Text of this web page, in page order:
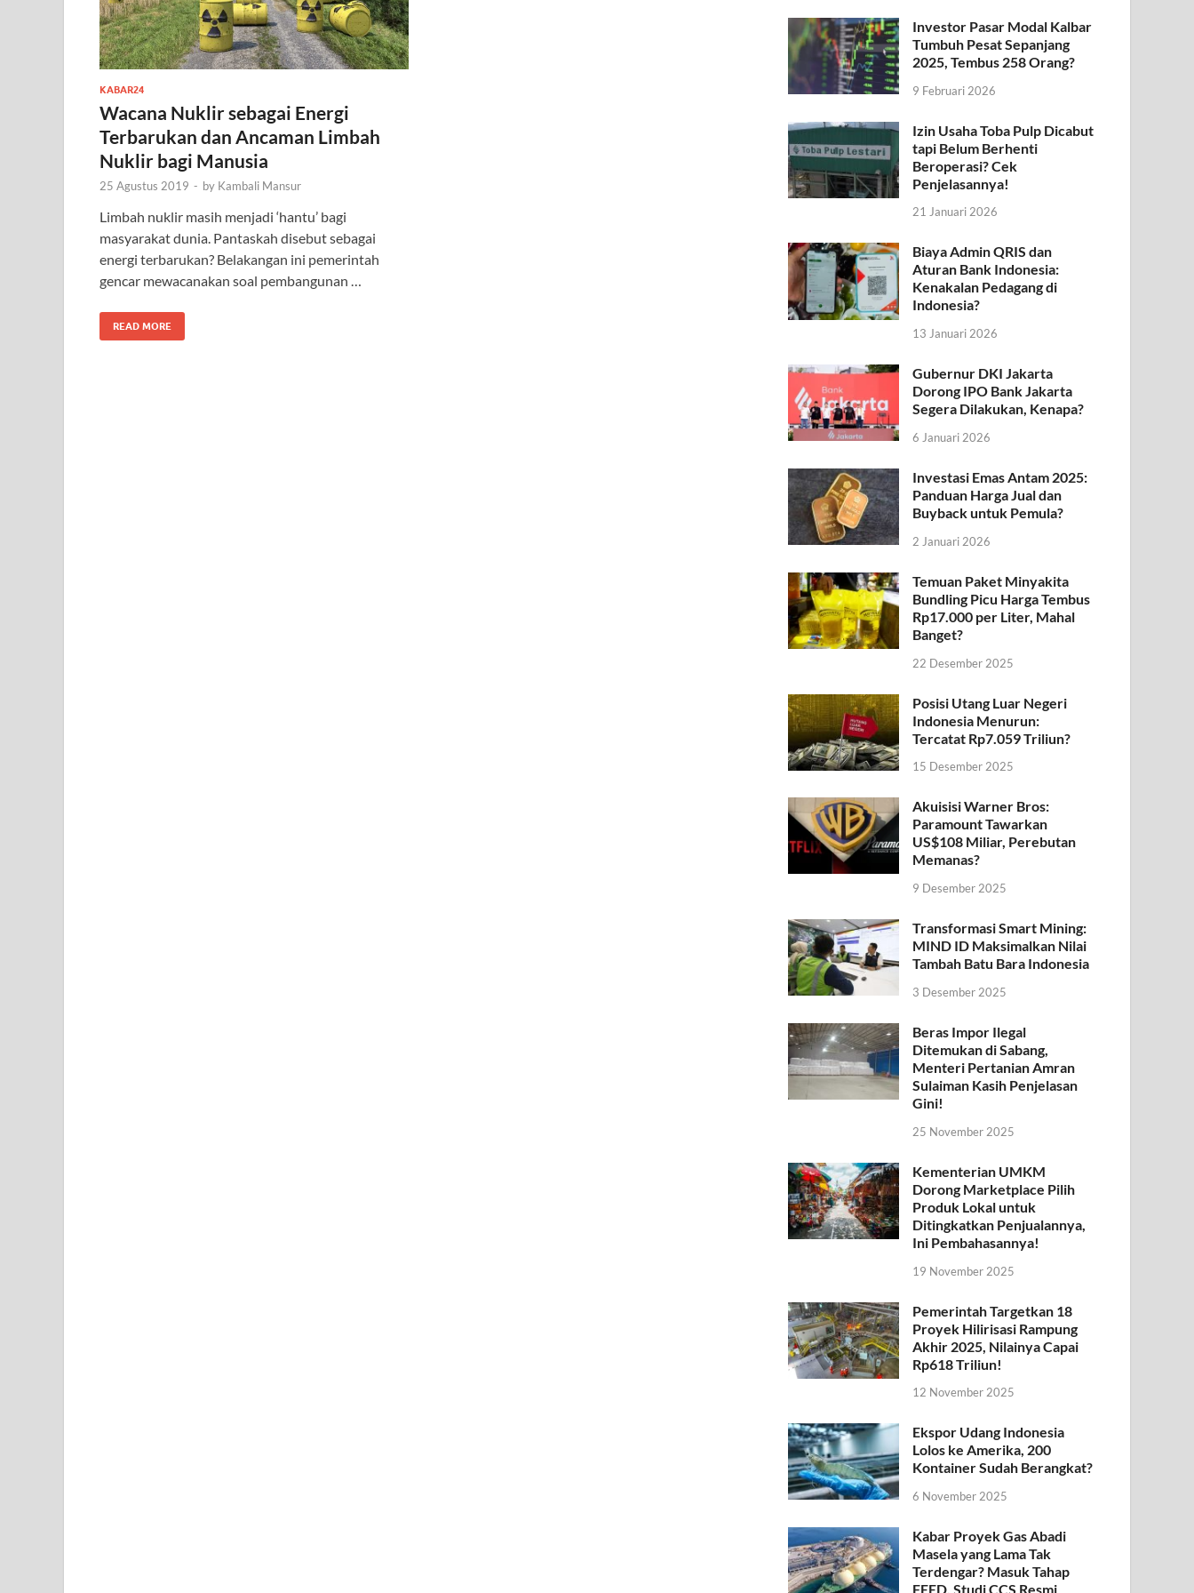
KABAR24
Wacana Nuklir sebagai Energi
Terbarukan dan Ancaman Limbah
Nuklir bagi Manusia
25 Agustus 2019 - by Kambali Mansur
Limbah nuklir masih menjadi ‘hantu’ bagi
masyarakat dunia. Pantaskah disebut sebagai
energi terbarukan? Belakangan ini pemerintah
gencar mewacanakan soal pembangunan …
READ MORE
Investor Pasar Modal Kalbar
Tumbuh Pesat Sepanjang
2025, Tembus 258 Orang?
9 Februari 2026
Izin Usaha Toba Pulp Dicabut
tapi Belum Berhenti
Beroperasi? Cek
Penjelasannya!
21 Januari 2026
Biaya Admin QRIS dan
Aturan Bank Indonesia:
Kenakalan Pedagang di
Indonesia?
13 Januari 2026
Gubernur DKI Jakarta
Dorong IPO Bank Jakarta
Segera Dilakukan, Kenapa?
6 Januari 2026
Investasi Emas Antam 2025:
Panduan Harga Jual dan
Buyback untuk Pemula?
2 Januari 2026
Temuan Paket Minyakita
Bundling Picu Harga Tembus
Rp17.000 per Liter, Mahal
Banget?
22 Desember 2025
Posisi Utang Luar Negeri
Indonesia Menurun:
Tercatat Rp7.059 Triliun?
15 Desember 2025
Akuisisi Warner Bros:
Paramount Tawarkan
US$108 Miliar, Perebutan
Memanas?
9 Desember 2025
Transformasi Smart Mining:
MIND ID Maksimalkan Nilai
Tambah Batu Bara Indonesia
3 Desember 2025
Beras Impor Ilegal
Ditemukan di Sabang,
Menteri Pertanian Amran
Sulaiman Kasih Penjelasan
Gini!
25 November 2025
Kementerian UMKM
Dorong Marketplace Pilih
Produk Lokal untuk
Ditingkatkan Penjualannya,
Ini Pembahasannya!
19 November 2025
Pemerintah Targetkan 18
Proyek Hilirisasi Rampung
Akhir 2025, Nilainya Capai
Rp618 Triliun!
12 November 2025
Ekspor Udang Indonesia
Lolos ke Amerika, 200
Kontainer Sudah Berangkat?
6 November 2025
Kabar Proyek Gas Abadi
Masela yang Lama Tak
Terdengar? Masuk Tahap
FEED, Studi CCS Resmi